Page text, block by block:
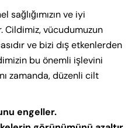
sağlığımızın ve iyi
Cildimiz, vücudumuzun
ve bizi dış etkenlerden
bu önemli işlevini
zamanda, düzenli cilt
engeller.